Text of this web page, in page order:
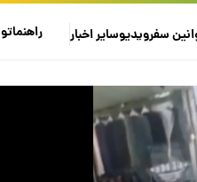
سفرویدیوسایراخبار راهنماتو